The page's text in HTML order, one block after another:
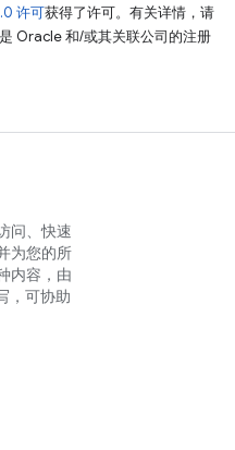
许可获得了许可。有关详情，请
Oracle 和/或其关联公司的注册
问、快速
为您的所
内容，由
，可协助